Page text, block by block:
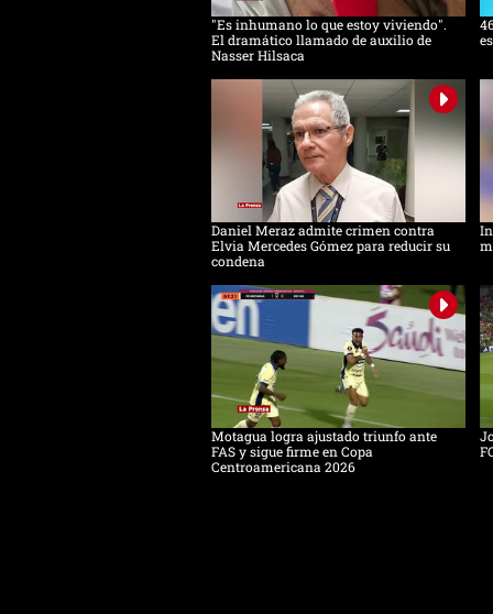
"Es inhumano lo que estoy viviendo".
El dramático llamado de auxilio de
Nasser Hilsaca
Daniel Meraz admite crimen contra
Elvia Mercedes Gómez para reducir su
condena
Motagua logra ajustado triunfo ante
FAS y sigue firme en Copa
Centroamericana 2026